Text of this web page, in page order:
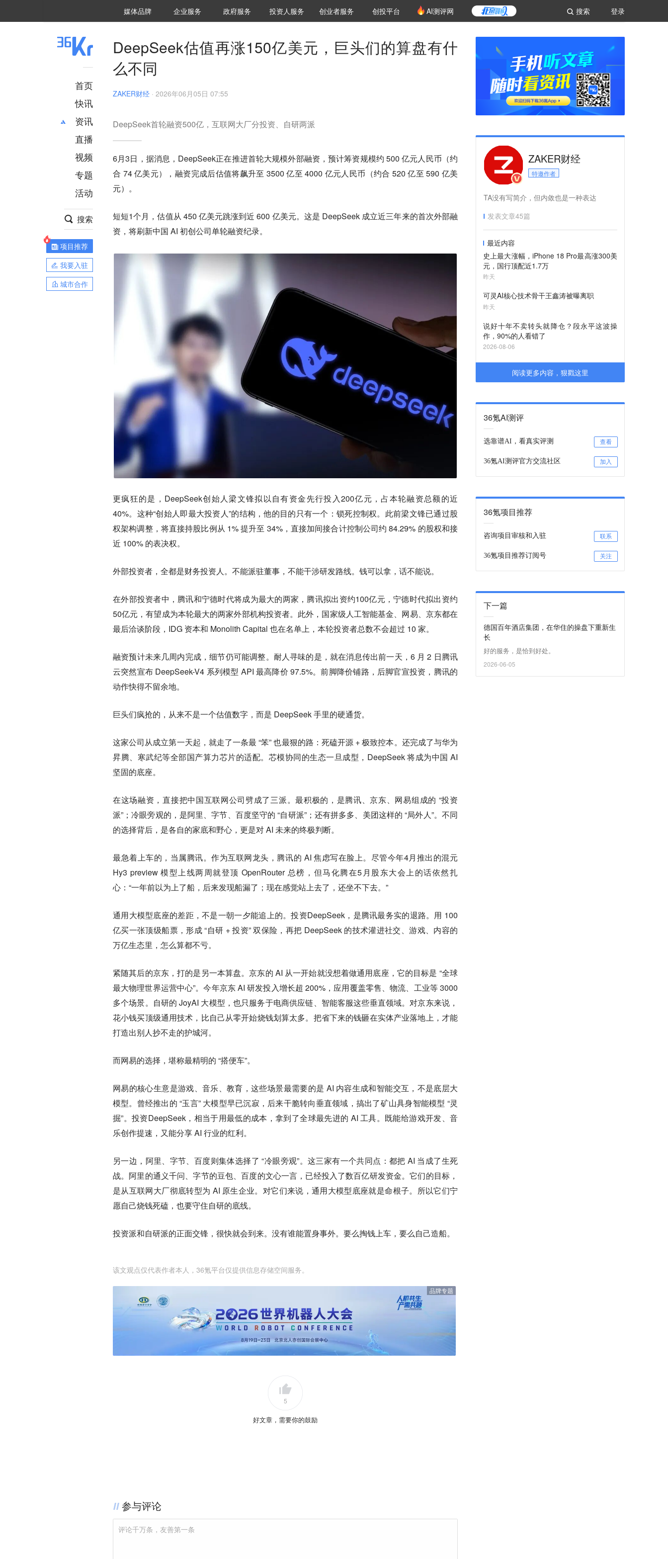
登录
搜索
媒体品牌 36Kr研究院
企业服务 城市之窗
政府服务 VClub投资机构库
投资机构职位推介
投资人服务 创投氪堂
创业者服务 创投平台 AI测评网
首页
快讯
资讯
推荐
财经
项目推荐
安徽
直播
视频
专题
活动
搜索
项目推荐
我要入驻
城市合作
DeepSeek估值再涨150亿美元，巨头们的算盘有什
么不同
ZAKER财经 · 2026年06月05日 07:55
DeepSeek首轮融资500亿，互联网大厂分投资、自研两派
6月3日，据消息，DeepSeek正在推进首轮大规模外部融资，预计筹资规模约 500 亿元人民币（约
合 74 亿美元），融资完成后估值将飙升至 3500 亿至 4000 亿元人民币（约合 520 亿至 590 亿美
元）。
短短1个月，估值从 450 亿美元跳涨到近 600 亿美元。这是 DeepSeek 成立近三年来的首次外部融
资，将刷新中国 AI 初创公司单轮融资纪录。
更疯狂的是，DeepSeek创始人梁文锋拟以自有资金先行投入200亿元，占本轮融资总额的近
40%。这种“创始人即最大投资人”的结构，他的目的只有一个：锁死控制权。此前梁文锋已通过股
权架构调整，将直接持股比例从 1% 提升至 34%，直接加间接合计控制公司约 84.29% 的股权和接
近 100% 的表决权。
外部投资者，全都是财务投资人。不能派驻董事，不能干涉研发路线。钱可以拿，话不能说。
在外部投资者中，腾讯和宁德时代将成为最大的两家，腾讯拟出资约100亿元，宁德时代拟出资约
50亿元，有望成为本轮最大的两家外部机构投资者。此外，国家级人工智能基金、网易、京东都在
最后洽谈阶段，IDG 资本和 Monolith Capital 也在名单上，本轮投资者总数不会超过 10 家。
融资预计未来几周内完成，细节仍可能调整。耐人寻味的是，就在消息传出前一天，6 月 2 日腾讯
云突然宣布 DeepSeek-V4 系列模型 API 最高降价 97.5%。前脚降价铺路，后脚官宣投资，腾讯的
动作快得不留余地。
巨头们疯抢的，从来不是一个估值数字，而是 DeepSeek 手里的硬通货。
这家公司从成立第一天起，就走了一条最 “笨” 也最狠的路：死磕开源 + 极致控本。还完成了与华为
昇腾、寒武纪等全部国产算力芯片的适配。芯模协同的生态一旦成型，DeepSeek 将成为中国 AI
坚固的底座。
在这场融资，直接把中国互联网公司劈成了三派。最积极的，是腾讯、京东、网易组成的 “投资
派”；冷眼旁观的，是阿里、字节、百度坚守的 “自研派”；还有拼多多、美团这样的 “局外人”。不同
的选择背后，是各自的家底和野心，更是对 AI 未来的终极判断。
最急着上车的，当属腾讯。作为互联网龙头，腾讯的 AI 焦虑写在脸上。尽管今年4月推出的混元
Hy3 preview 模型上线两周就登顶 OpenRouter 总榜，但马化腾在5月股东大会上的话依然扎
心：“一年前以为上了船，后来发现船漏了；现在感觉站上去了，还坐不下去。”
通用大模型底座的差距，不是一朝一夕能追上的。投资DeepSeek，是腾讯最务实的退路。用 100
亿买一张顶级船票，形成 “自研 + 投资” 双保险，再把 DeepSeek 的技术灌进社交、游戏、内容的
万亿生态里，怎么算都不亏。
紧随其后的京东，打的是另一本算盘。京东的 AI 从一开始就没想着做通用底座，它的目标是 “全球
最大物理世界运营中心”。今年京东 AI 研发投入增长超 200%，应用覆盖零售、物流、工业等 3000
多个场景。自研的 JoyAI 大模型，也只服务于电商供应链、智能客服这些垂直领域。对京东来说，
花小钱买顶级通用技术，比自己从零开始烧钱划算太多。把省下来的钱砸在实体产业落地上，才能
打造出别人抄不走的护城河。
而网易的选择，堪称最精明的 “搭便车”。
网易的核心生意是游戏、音乐、教育，这些场景最需要的是 AI 内容生成和智能交互，不是底层大
模型。曾经推出的 “玉言” 大模型早已沉寂，后来干脆转向垂直领域，搞出了矿山具身智能模型 “灵
掘”。投资DeepSeek，相当于用最低的成本，拿到了全球最先进的 AI 工具。既能给游戏开发、音
乐创作提速，又能分享 AI 行业的红利。
另一边，阿里、字节、百度则集体选择了 “冷眼旁观”。这三家有一个共同点：都把 AI 当成了生死
战。阿里的通义千问、字节的豆包、百度的文心一言，已经投入了数百亿研发资金。它们的目标，
是从互联网大厂彻底转型为 AI 原生企业。对它们来说，通用大模型底座就是命根子。所以它们宁
愿自己烧钱死磕，也要守住自研的底线。
投资派和自研派的正面交锋，很快就会到来。没有谁能置身事外。要么掏钱上车，要么自己造船。
该文观点仅代表作者本人，36氪平台仅提供信息存储空间服务。
品牌专题
5
好文章，需要你的鼓励
参与评论
评论千万条，友善第一条
ZAKER财经
特邀作者
TA没有写简介，但内敛也是一种表达
发表文章45篇
最近内容
史上最大涨幅，iPhone 18 Pro最高涨300美
元，国行顶配近1.7万
昨天
可灵AI核心技术骨干王鑫涛被曝离职
昨天
说好十年不卖转头就降仓？段永平这波操
作，90%的人看错了
2026-08-06
阅读更多内容，狠戳这里
36氪AI测评
选靠谱AI，看真实评测 查看
36氪AI测评官方交流社区 加入
36氪项目推荐
咨询项目审核和入驻 联系
36氪项目推荐订阅号 关注
下一篇
德国百年酒店集团，在华住的操盘下重新生
长
好的服务，是恰到好处。
2026-06-05